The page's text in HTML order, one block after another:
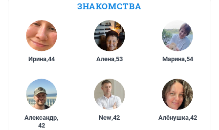
ЗНАКОМСТВА
Ирина,44 Алена,53 Марина,54
Александр,
42
New,42 Алёнушка,42